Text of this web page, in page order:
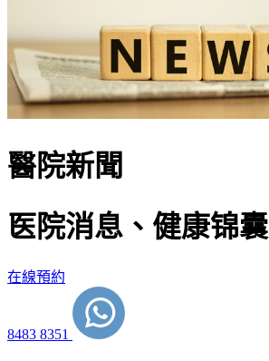
醫院新聞
医院消息、健康锦囊
在線預約
8483 8351